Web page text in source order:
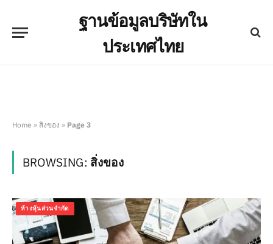
ฐานข้อมูลบริษัทใน
ประเทศไทย
Home » สิ่งของ » Page 3
BROWSING: สิ่งของ
ห้างหุ้นส่วนจำกัด